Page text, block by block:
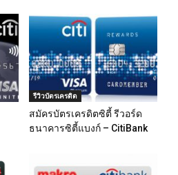
รีวิวบัตรเครดิต
สมัครบัตรเครดิตซิตี้ รีวอร์ด
ธนาคารซิตี้แบงก์ – CitiBank